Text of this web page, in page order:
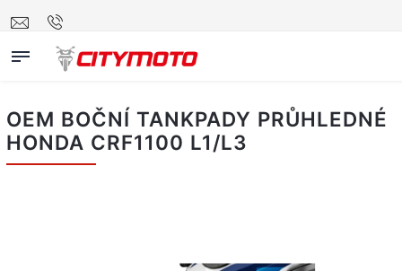
OEM BOČNÍ TANKPADY PRŮHLEDNÉ
HONDA CRF1100 L1/L3